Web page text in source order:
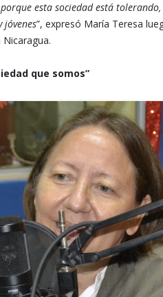
esta sociedad está
jóvenes”, expresó María Teresa
que somos”